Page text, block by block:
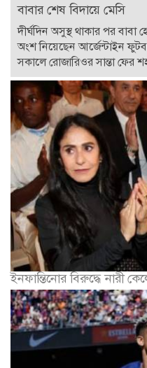
বাবার শেষ বিদায়ে মেসি
দীর্ঘদিন অসুস্থ থাকার পর বাবা
অংশ নিয়েছেন আর্জেন্টাইন
সকালে রোজারিওর সান্তা ফের
ইনফান্তিনোর বিরুদ্ধে নারী